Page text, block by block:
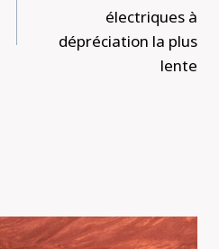
électriques à
dépréciation la plus
lente